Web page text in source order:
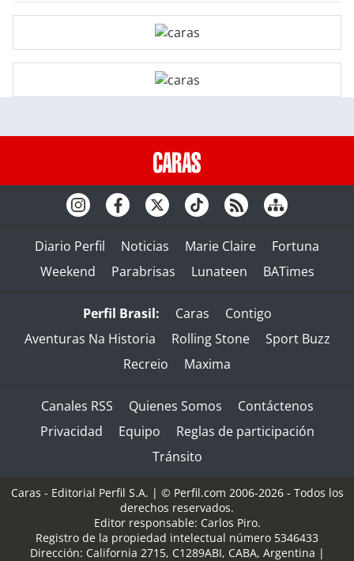
Diario Perfil Noticias Marie Claire
Fortuna
Weekend
Parabrisas Lunateen BATimes
Perfil Brasil: Caras
Contigo
Aventuras Na Historia
Rolling Stone
Sport Buzz
Recreio
Maxima
Canales RSS Quienes Somos
Contáctenos
Privacidad
Equipo
Reglas de participación
Tránsito
Caras - Editorial Perfil S.A. | © Perfil.com 2006-2026 - Todos los
derechos reservados.
Editor responsable: Carlos Piro.
Registro de la propiedad intelectual número 5346433
Dirección: California 2715, C1289ABI, CABA, Argentina |